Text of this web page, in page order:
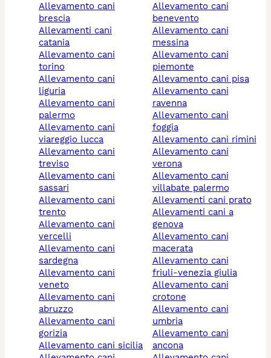
allevamento cani
brescia
allevamenti cani
catania
allevamento cani
torino
allevamento cani
liguria
allevamento cani
palermo
allevamento cani
viareggio lucca
allevamento cani
treviso
allevamento cani
sassari
allevamento cani
trento
allevamento cani
vercelli
allevamento cani
sardegna
allevamento cani
veneto
allevamento cani
abruzzo
allevamento cani
gorizia
allevamento cani sicilia
allevamento cani
benevento
allevamento cani
messina
allevamento cani
piemonte
allevamento cani pisa
allevamento cani
ravenna
allevamento cani
foggia
allevamento cani rimini
allevamento cani
verona
allevamento cani
villabate palermo
allevamenti cani prato
allevamenti cani a
genova
allevamento cani
macerata
allevamento cani
friuli-venezia giulia
allevamento cani
crotone
allevamento cani
umbria
allevamento cani
ancona